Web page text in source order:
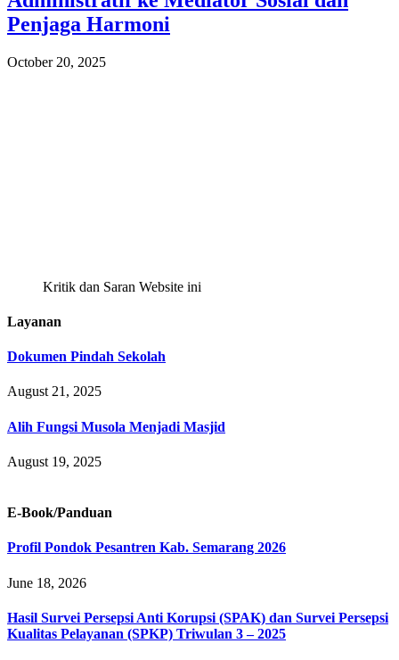
Penjaga Harmoni
October 20, 2025
Kritik dan Saran Website ini
Layanan
Dokumen Pindah Sekolah
August 21, 2025
Alih Fungsi Musola Menjadi Masjid
August 19, 2025
E-Book/Panduan
Profil Pondok Pesantren Kab. Semarang 2026
June 18, 2026
Hasil Survei Persepsi Anti Korupsi (SPAK) dan Survei Persepsi
Kualitas Pelayanan (SPKP) Triwulan 3 – 2025